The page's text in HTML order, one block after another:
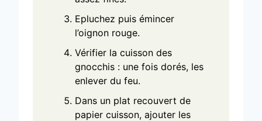
Epluchez puis émincer
l’oignon rouge.
Vérifier la cuisson des
gnocchis : une fois dorés, les
enlever du feu.
Dans un plat recouvert de
papier cuisson, ajouter les